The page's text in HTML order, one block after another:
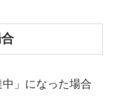
」になった場合